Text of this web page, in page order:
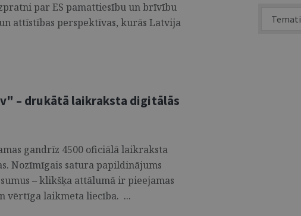
par ES pamattiesību un brīvību
attīstības perspektīvas, kurās Latvija
– drukātā laikraksta digitālās
gandrīz 4500 oficiālā laikraksta
Nozīmīgais satura papildinājums
– klikšķa attālumā ir pieejamas
vērtīga laikmeta liecība. ...
Temati